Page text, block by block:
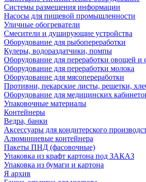
Системы размещения информации
Насосы для пищевой промышленности
Уличные обогреватели
Смесители и душирующие устройства
Оборудование для рыбопереработки
Кулеры, водораздатчики, помпы
Оборудование для переработки овощей и
Оборудование для переработки молока
Оборудование для мясопереработки
Противни, пекарские листы, решетки,
Оборудование для медицинских
Упаковочные материалы
Контейнеры
Ведра, банки
Аксессуары для кондитерского
Алюминиевые контейнера
Пакеты ПНД (фасовочные)
Упаковка из крафт картона под ЗАКАЗ
Упаковка из бумаги и картона
Я архив